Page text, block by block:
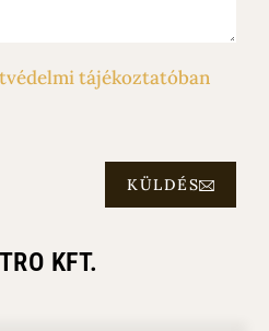
tájékoztatóban
KÜLDÉS
KFT.